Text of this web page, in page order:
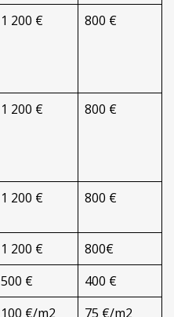
1 200 € 800 €
1 200 € 800 €
1 200 € 800 €
1 200 €
800€
500 €
400 €
100 €/m2 75 €/m2